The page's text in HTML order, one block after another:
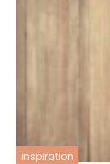
inspiration